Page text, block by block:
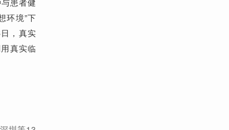
环境”下
，真实
真实临